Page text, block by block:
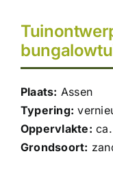
Plaats: Assen
Typering:
Oppervlakte:
Grondsoort: